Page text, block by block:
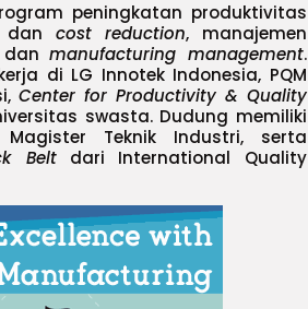
peningkatan produktivitas
dan cost reduction, manajemen
danmanufacturing management.
di LG Innotek Indonesia, PQM
Center for Productivity & Quality
swasta. Dudung memiliki
Teknik Industri, serta
Beltdari International Quality